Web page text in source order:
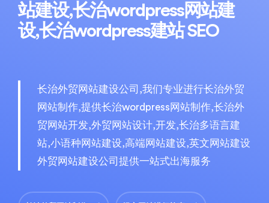
站建设,长治wordpress网站建
设,长治wordpress建站SEO
长治外贸网站建设公司,我们专业进行长治外贸
网站制作,提供长治wordpress网站制作,长治外
贸网站开发,外贸网站设计,开发,长治多语言建
站,小语种网站建设,高端网站建设,英文网站建设
外贸网站建设公司提供一站式出海服务